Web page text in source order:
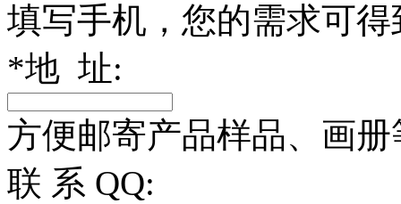
填写手机，您的需求可
*地 址:
方便邮寄产品样品、画
联 系 QQ: